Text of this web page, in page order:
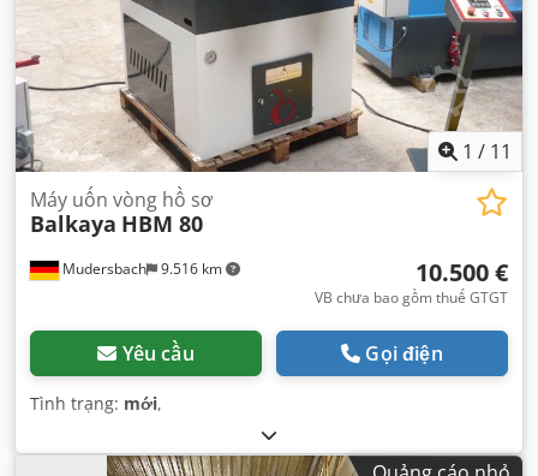
1 / 11
Mudersbach 9.516 km
Máy uốn vòng hồ sơ
Balkaya HBM 80
10.500 €
VB chưa bao gồm thuế GTGT
Yêu cầu Gọi điện
Tình trạng: mới,